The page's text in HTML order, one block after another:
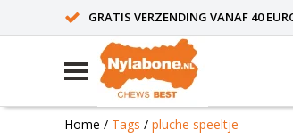
GRATIS VERZENDING VANAF 40
Home / Tags / pluche speeltje